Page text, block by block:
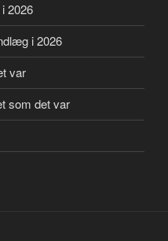
2026
i 2026
var
som det var